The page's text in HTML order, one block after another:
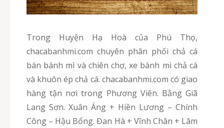
Trong Huyện Hạ Hoà của Phú Thọ,
chacabanhmi.com chuyên phân phối chả cá
bán bánh mì và chiên chợ, xe bánh mì chả cá
và khuôn ép chả cá. chacabanhmi.com có giao
hàng tận nơi trong Phương Viên. Bằng Giã
Lang Sơn. Xuân Áng + Hiền Lương – Chính
Công – Hậu Bổng. Đan Hà + Vĩnh Chân + Lâm